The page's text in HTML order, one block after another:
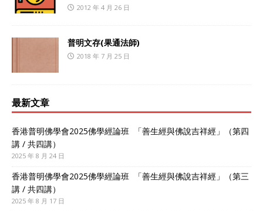
2012 年 4 月 26 日
普明文存(果通法師)
2018 年 7 月 25 日
最新文章
香港普明佛學會2025佛學經論班 「善生經與佛說吉祥經」（第四
講 / 共四講）
2025 年 8 月 24 日
香港普明佛學會2025佛學經論班 「善生經與佛說吉祥經」（第三
講 / 共四講）
2025 年 8 月 17 日